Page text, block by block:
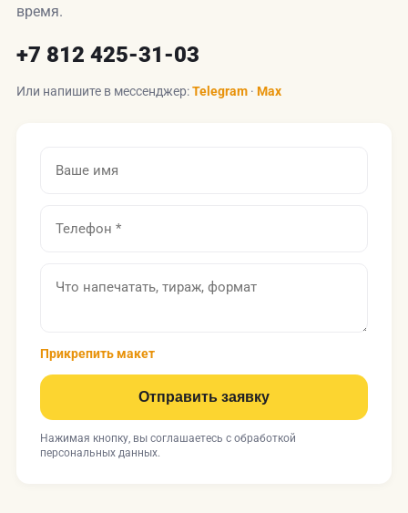
время.
+7 812 425-31-03
Или напишите в мессенджер:Telegram · Max
Прикрепить макет
Отправить заявку
Нажимая кнопку, вы соглашаетесь с обработкой
персональных данных.